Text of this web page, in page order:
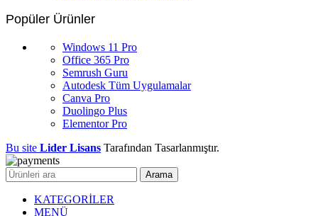
Popüler Ürünler
Windows 11 Pro
Office 365 Pro
Semrush Guru
Autodesk Tüm Uygulamalar
Canva Pro
Duolingo Plus
Elementor Pro
Bu site Lider Lisans Tarafından Tasarlanmıştır.
Arama
KATEGORİLER
MENÜ